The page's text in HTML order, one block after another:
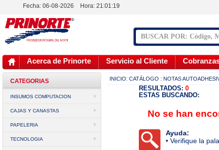
Fecha: 06-08-2026 Hora: 21:01:19
Acerca de Prinorte Servicio al Cliente
CATEGORIAS
INSUMOS COMPUTACION
CAJAS Y CANASTAS
PAPELERIA
TECNOLOGIA
INICIO: CATÁLOGO : NOTAS
RESULTADOS: 0
ESTAS BUSCANDO:
No se han
Ayuda:
• Verifique la